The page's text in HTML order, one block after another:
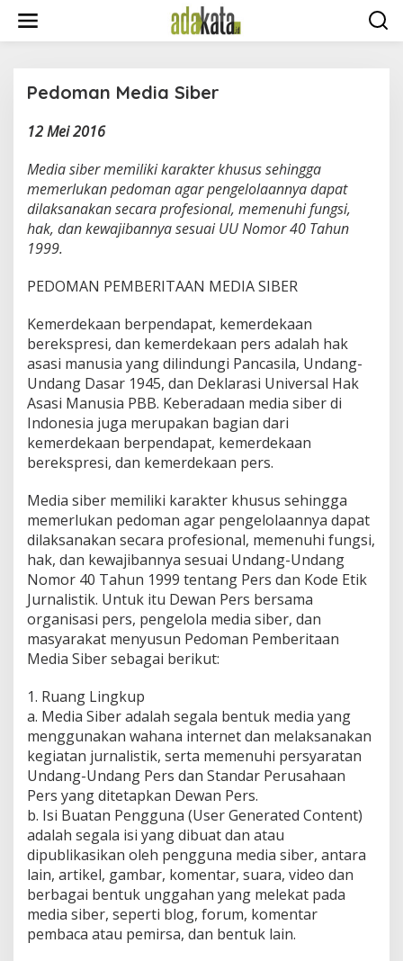
i
Pedoman Media Siber
|
R
H
1
6
,
2
5
R
D
A
K
S
12 Mei 2016
Media siber memiliki karakter khusus sehingga
memerlukan pedoman agar pengelolaannya dapat
dilaksanakan secara profesional, memenuhi fungsi,
hak, dan kewajibannya sesuai UU Nomor 40 Tahun
1999.
PEDOMAN PEMBERITAAN MEDIA SIBER
Kemerdekaan berpendapat, kemerdekaan
berekspresi, dan kemerdekaan pers adalah hak
asasi manusia yang dilindungi Pancasila, Undang-
Undang Dasar 1945, dan Deklarasi Universal Hak
Asasi Manusia PBB. Keberadaan media siber di
Indonesia juga merupakan bagian dari
kemerdekaan berpendapat, kemerdekaan
berekspresi, dan kemerdekaan pers.
Media siber memiliki karakter khusus sehingga
memerlukan pedoman agar pengelolaannya dapat
dilaksanakan secara profesional, memenuhi fungsi,
hak, dan kewajibannya sesuai Undang-Undang
Nomor 40 Tahun 1999 tentang Pers dan Kode Etik
Jurnalistik. Untuk itu Dewan Pers bersama
organisasi pers, pengelola media siber, dan
masyarakat menyusun Pedoman Pemberitaan
Media Siber sebagai berikut:
1. Ruang Lingkup
a. Media Siber adalah segala bentuk media yang
menggunakan wahana internet dan melaksanakan
kegiatan jurnalistik, serta memenuhi persyaratan
Undang-Undang Pers dan Standar Perusahaan
Pers yang ditetapkan Dewan Pers.
b. Isi Buatan Pengguna (User Generated Content)
adalah segala isi yang dibuat dan atau
dipublikasikan oleh pengguna media siber, antara
lain, artikel, gambar, komentar, suara, video dan
berbagai bentuk unggahan yang melekat pada
media siber, seperti blog, forum, komentar
pembaca atau pemirsa, dan bentuk lain.